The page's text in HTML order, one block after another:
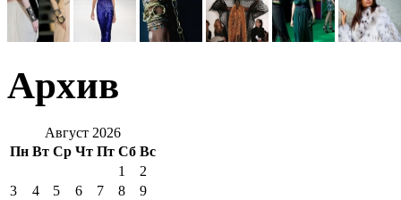
Архив
Август 2026
Пн Вт Ср Чт Пт Сб Вс
1
2
3
4 5 6 7 8
9